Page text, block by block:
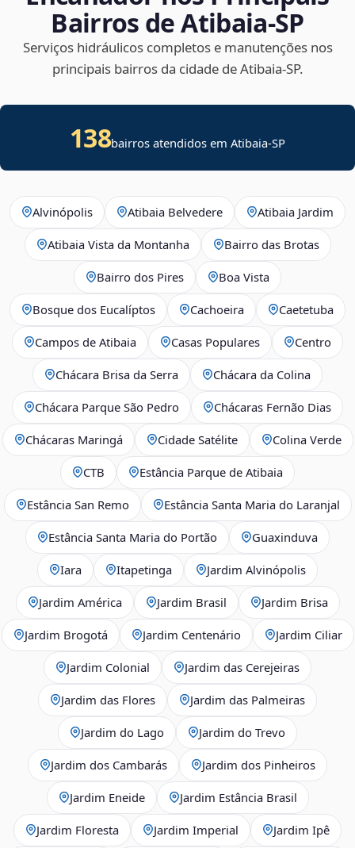
Bairros de Atibaia‑SP
Serviços hidráulicos completos e manutenções nos
principais bairros da cidade de Atibaia‑SP.
138bairros atendidos em Atibaia-SP
Alvinópolis Atibaia Belvedere Atibaia Jardim
Atibaia Vista da Montanha Bairro das Brotas
Bairro dos Pires Boa Vista
Bosque dos Eucalíptos Cachoeira Caetetuba
Campos de Atibaia Casas Populares Centro
Chácara Brisa da Serra Chácara da Colina
Chácara Parque São Pedro Chácaras Fernão Dias
Chácaras Maringá Cidade Satélite Colina Verde
CTB Estância Parque de Atibaia
Estância San Remo Estância Santa Maria do Laranjal
Estância Santa Maria do Portão Guaxinduva
Iara Itapetinga Jardim Alvinópolis
Jardim América Jardim Brasil Jardim Brisa
Jardim Brogotá Jardim Centenário Jardim Ciliar
Jardim Colonial Jardim das Cerejeiras
Jardim das Flores Jardim das Palmeiras
Jardim do Lago Jardim do Trevo
Jardim dos Cambarás Jardim dos Pinheiros
Jardim Eneide Jardim Estância Brasil
Jardim Floresta Jardim Imperial Jardim Ipê